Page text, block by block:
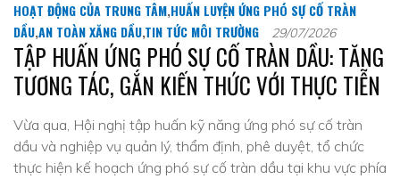
HOẠT ĐỘNG CỦA TRUNG TÂM,HUẤN LUYỆN ỨNG PHÓ SỰ CỐ TRÀN
DẦU,AN TOÀN XĂNG DẦU,TIN TỨC MÔI TRƯỜNG 29/07/2026
TẬP HUẤN ỨNG PHÓ SỰ CỐ TRÀN DẦU: TĂNG
TƯƠNG TÁC, GẮN KIẾN THỨC VỚI THỰC TIỄN
Vừa qua, Hội nghị tập huấn kỹ năng ứng phó sự cố tràn
dầu và nghiệp vụ quản lý, thẩm định, phê duyệt, tổ chức
thực hiện kế hoạch ứng phó sự cố tràn dầu tại khu vực phía